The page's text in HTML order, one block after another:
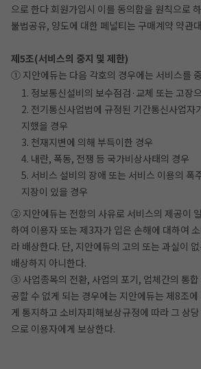
으로 한다 회원가입시 이를 동의함을 원칙으로
불법공유, 양도에 대한 페널티는 구매계약 약관
제5조(서비스의 중지 및 제한)
① 지안에듀는 다음 각호의 경우에는 서비스를
1. 정보통신설비의 보수점검·교체 또는 고장
2. 전기통신사업법에 규정된 기간통신사업자
지했을 경우
3. 천재지변에 의해 부득이한 경우
4. 내란, 폭동, 전쟁 등 국가비상사태의 경우
5. 서비스 설비의 장애 또는 서비스 이용의 폭
지장이 있을 경우
② 지안에듀는 전항의 사유로 서비스의 제공이
하여 이용자 또는 제3자가 입은 손해에 대하여
라 배상한다. 단, 지안에듀의 고의 또는 과실이
배상하지 아니한다.
③ 사업종목의 전환, 사업의 포기, 업체간의 통합
공할 수 없게 되는 경우에는 지안에듀는 제8조
게 통지하고 소비자피해보상규정에 따라 그 상
으로 이용자에게 보상한다.